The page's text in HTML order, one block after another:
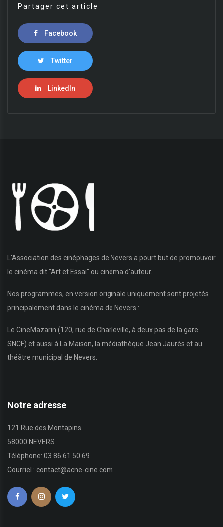
Partager cet article
Facebook
Twitter
LinkedIn
L'Association des cinéphages de Nevers a pourt but de promouvoir
le cinéma dit "Art et Essai" ou cinéma d'auteur.
Nos programmes, en version originale uniquement sont projetés
principalement dans le cinéma de Nevers :
Le CineMazarin (120, rue de Charleville, à deux pas de la gare
SNCF) et aussi à La Maison, la médiathèque Jean Jaurès et au
théâtre municipal de Nevers.
Notre adresse
121 Rue des Montapins
58000 NEVERS
Téléphone: 03 86 61 50 69
Courriel : contact@acne-cine.com